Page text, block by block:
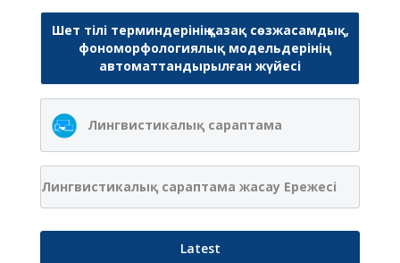
Шет тілі терминдерінің қазақ сөзжасамдық,
фономорфологиялық модельдерінің
автоматтандырылған жүйесі
Лингвистикалық сараптама
Лингвистикалық сараптама жасау Ережесі
Latest